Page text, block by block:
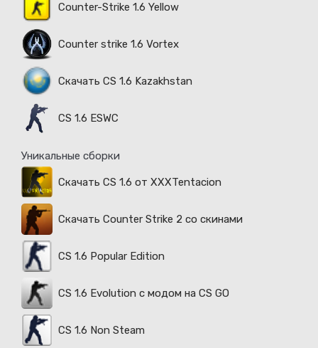
Counter-Strike 1.6 Yellow
Counter strike 1.6 Vortex
Скачать CS 1.6 Kazakhstan
CS 1.6 ESWC
Уникальные сборки
Скачать CS 1.6 от XXXTentacion
Скачать Counter Strike 2 со скинами
CS 1.6 Popular Edition
CS 1.6 Evolution с модом на CS GO
CS 1.6 Non Steam